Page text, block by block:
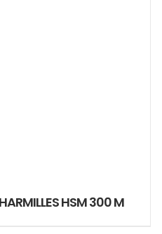
HSM 300 M